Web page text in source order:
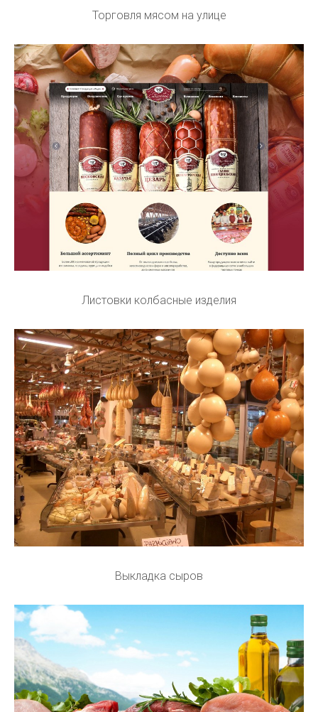
Торговля мясом на улице
Листовки колбасные изделия
Выкладка сыров